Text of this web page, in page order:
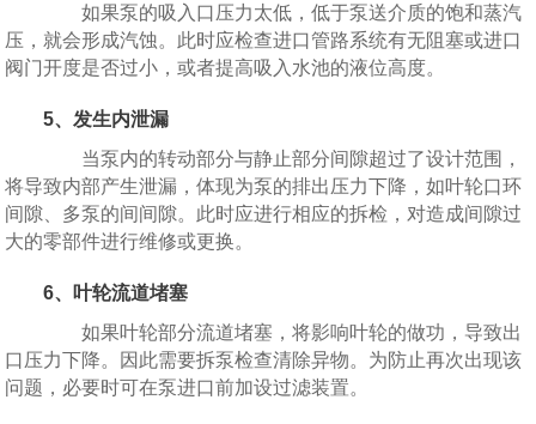
如果泵的吸入口压力太低，低于泵送介质的饱和蒸汽
压，就会形成汽蚀。此时应检查进口管路系统有无阻塞或进口
阀门开度是否过小，或者提高吸入水池的液位高度。
5、发生内泄漏
当泵内的转动部分与静止部分间隙超过了设计范围，
将导致内部产生泄漏，体现为泵的排出压力下降，如叶轮口环
间隙、多泵的间间隙。此时应进行相应的拆检，对造成间隙过
大的零部件进行维修或更换。
6、叶轮流道堵塞
如果叶轮部分流道堵塞，将影响叶轮的做功，导致出
口压力下降。因此需要拆泵检查清除异物。为防止再次出现该
问题，必要时可在泵进口前加设过滤装置。